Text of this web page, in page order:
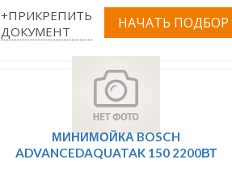
+ПРИКРЕПИТЬ
ДОКУМЕНТ
МИНИМОЙКА BOSCH
ADVANCEDAQUATAK 150 2200ВТ